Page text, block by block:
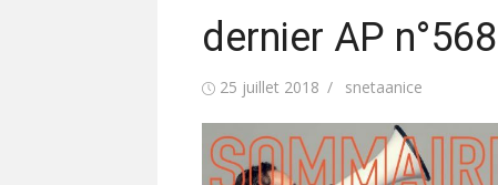
dernier AP n°568
Publié25 juillet 2018 Auteur/autrice
snetaanice